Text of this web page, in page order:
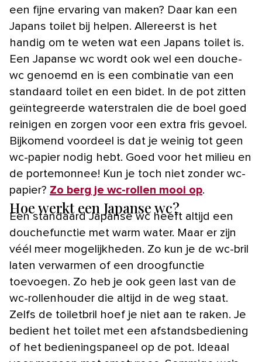
een fijne ervaring van maken? Daar kan een
Japans toilet bij helpen. Allereerst is het
handig om te weten wat een Japans toilet is.
Een Japanse wc wordt ook wel een douche-
wc genoemd en is een combinatie van een
standaard toilet en een bidet. In de pot zitten
geïntegreerde waterstralen die de boel goed
reinigen en zorgen voor een extra fris gevoel.
Bijkomend voordeel is dat je weinig tot geen
wc-papier nodig hebt. Goed voor het milieu en
de portemonnee! Kun je toch niet zonder wc-
papier? Zo berg je wc-rollen mooi op.
Hoe werkt een Japanse wc?
Een standaard Japanse wc heeft altijd een
douchefunctie met warm water. Maar er zijn
véél meer mogelijkheden. Zo kun je de wc-bril
laten verwarmen of een droogfunctie
toevoegen. Zo heb je ook geen last van de
wc-rollenhouder die altijd in de weg staat.
Zelfs de toiletbril hoef je niet aan te raken. Je
bedient het toilet met een afstandsbediening
of het bedieningspaneel op de pot. Ideaal